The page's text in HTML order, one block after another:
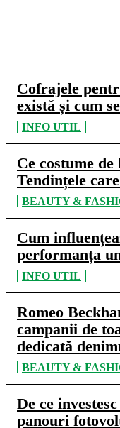
Cofrajele
există și cum
INFO UTIL
Ce costume
Tendințele
BEAUTY &
Cum
performanța
INFO UTIL
Romeo
campanii de
dedicată
BEAUTY &
De ce
panouri